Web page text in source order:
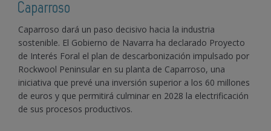
Caparroso
Caparroso dará un paso decisivo hacia la industria
sostenible. El Gobierno de Navarra ha declarado Proyecto
de Interés Foral el plan de descarbonización impulsado por
Rockwool Peninsular en su planta de Caparroso, una
iniciativa que prevé una inversión superior a los 60 millones
de euros y que permitirá culminar en 2028 la electrificación
de sus procesos productivos.